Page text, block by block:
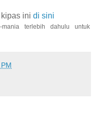
ini di sini
terlebih dahulu untuk